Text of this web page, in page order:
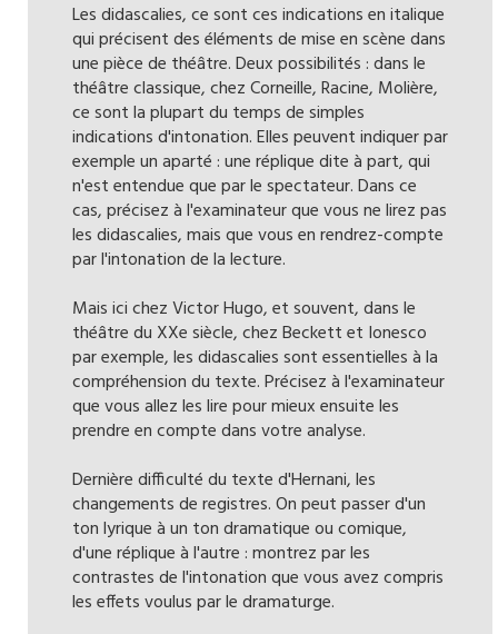
Les didascalies, ce sont ces indications en italique
qui précisent des éléments de mise en scène dans
une pièce de théâtre. Deux possibilités : dans le
théâtre classique, chez Corneille, Racine, Molière,
ce sont la plupart du temps de simples
indications d'intonation. Elles peuvent indiquer par
exemple un aparté : une réplique dite à part, qui
n'est entendue que par le spectateur. Dans ce
cas, précisez à l'examinateur que vous ne lirez pas
les didascalies, mais que vous en rendrez-compte
par l'intonation de la lecture.
Mais ici chez Victor Hugo, et souvent, dans le
théâtre du XXe siècle, chez Beckett et Ionesco
par exemple, les didascalies sont essentielles à la
compréhension du texte. Précisez à l'examinateur
que vous allez les lire pour mieux ensuite les
prendre en compte dans votre analyse.
Dernière difficulté du texte d'Hernani, les
changements de registres. On peut passer d'un
ton lyrique à un ton dramatique ou comique,
d'une réplique à l'autre : montrez par les
contrastes de l'intonation que vous avez compris
les effets voulus par le dramaturge.